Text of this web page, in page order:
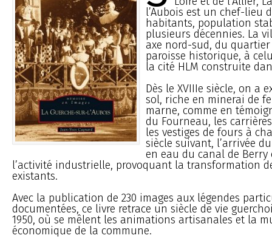
l’Aubois est un chef-lieu
habitants, population
plusieurs décennies. La
axe nord-sud, du
paroisse historique, à
la cité HLM construite
Dès le XVIIIe siècle, on a
sol, riche en minerai de
marne, comme en
du Fourneau, les
les vestiges de fours à
siècle suivant, l’arrivée
en eau du canal de Berry
l’activité industrielle, provoquant la transformation
existants.
Avec la publication de 230 images aux légendes
documentées, ce livre retrace un siècle de vie
1950, où se mêlent les animations artisanales et la
économique de la commune.